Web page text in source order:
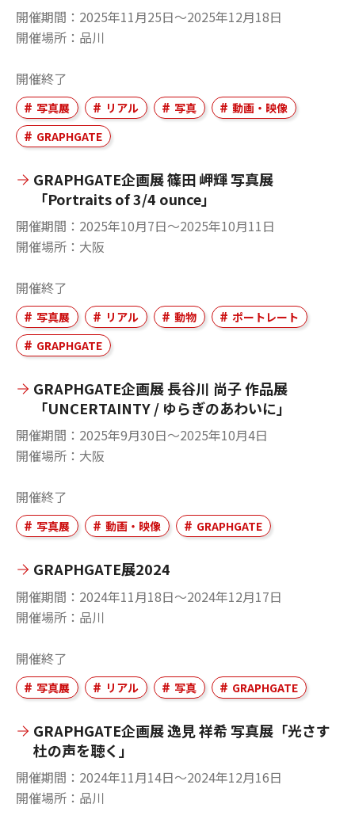
開催期間
2025年11月25日〜2025年12月18日
開催場所
品川
開催終了
写真展 リアル 写真
動画・映像
GRAPHGATE
GRAPHGATE企画展 篠田 岬輝 写真展
「Portraits of 3/4 ounce」
開催期間
2025年10月7日〜2025年10月11日
開催場所
大阪
開催終了
写真展 リアル 動物
ポートレート
GRAPHGATE
GRAPHGATE企画展 長谷川 尚子 作品展
「UNCERTAINTY / ゆらぎのあわいに」
開催期間
2025年9月30日〜2025年10月4日
開催場所
大阪
開催終了
写真展 動画・映像 GRAPHGATE
GRAPHGATE展2024
開催期間
2024年11月18日〜2024年12月17日
開催場所
品川
開催終了
写真展 リアル 写真 GRAPHGATE
GRAPHGATE企画展 逸見 祥希 写真展「光さす
杜の声を聴く」
開催期間
2024年11月14日〜2024年12月16日
開催場所
品川